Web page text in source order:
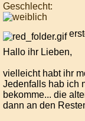
Geschlecht:
Hallo ihr Lieben,
vielleicht habt ihr
Jedenfalls hab ich
bekomme... die
dann an den